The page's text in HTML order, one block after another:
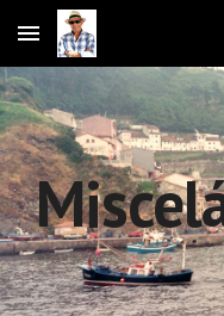
Skip to main content